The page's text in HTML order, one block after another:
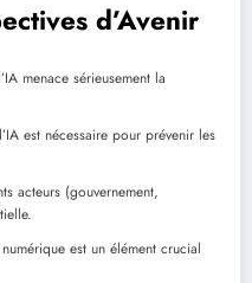
d’Avenir
menace sérieusement la
est nécessaire pour prévenir les
acteurs (gouvernement,
est un élément crucial